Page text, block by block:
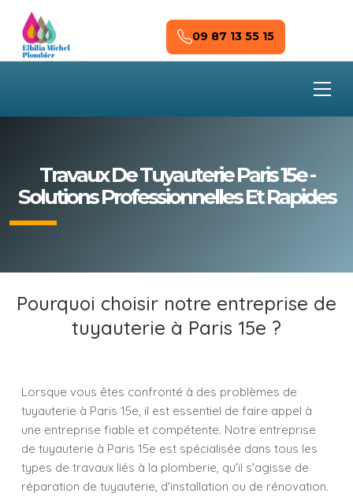
Skip to main content
09 87 13 55 15
Travaux De Tuyauterie Paris 15e -
Solutions Professionnelles Et Rapides
Pourquoi choisir notre entreprise de
tuyauterie à Paris 15e ?
Lorsque vous êtes confronté à des problèmes de
tuyauterie à Paris 15e, il est essentiel de faire appel à
une entreprise fiable et compétente. Notre entreprise
de tuyauterie à Paris 15e est spécialisée dans tous les
types de travaux liés à la plomberie, qu'il s'agisse de
réparation de tuyauterie, d'installation ou de rénovation.